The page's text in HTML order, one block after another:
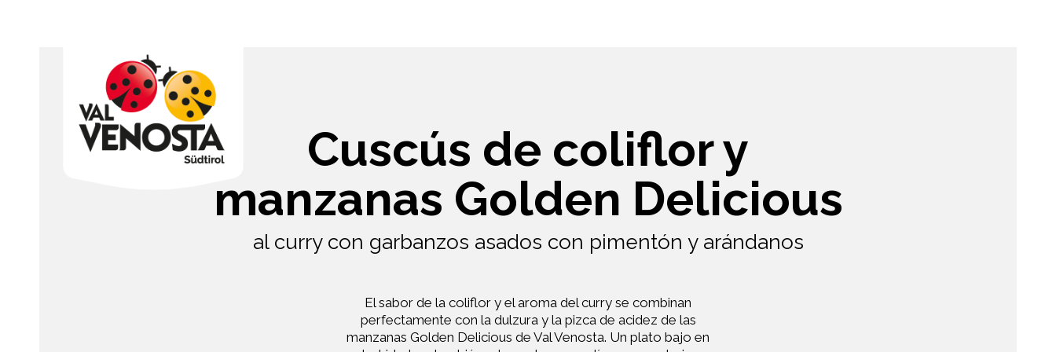
Cuscús de coliflor y
manzanas Golden Delicious
al curry con garbanzos asados con pimentón y arándanos
El sabor de la coliflor y el aroma del curry se combinan
perfectamente con la dulzura y la pizca de acidez de las
manzanas Golden Delicious de Val Venosta. Un plato bajo en